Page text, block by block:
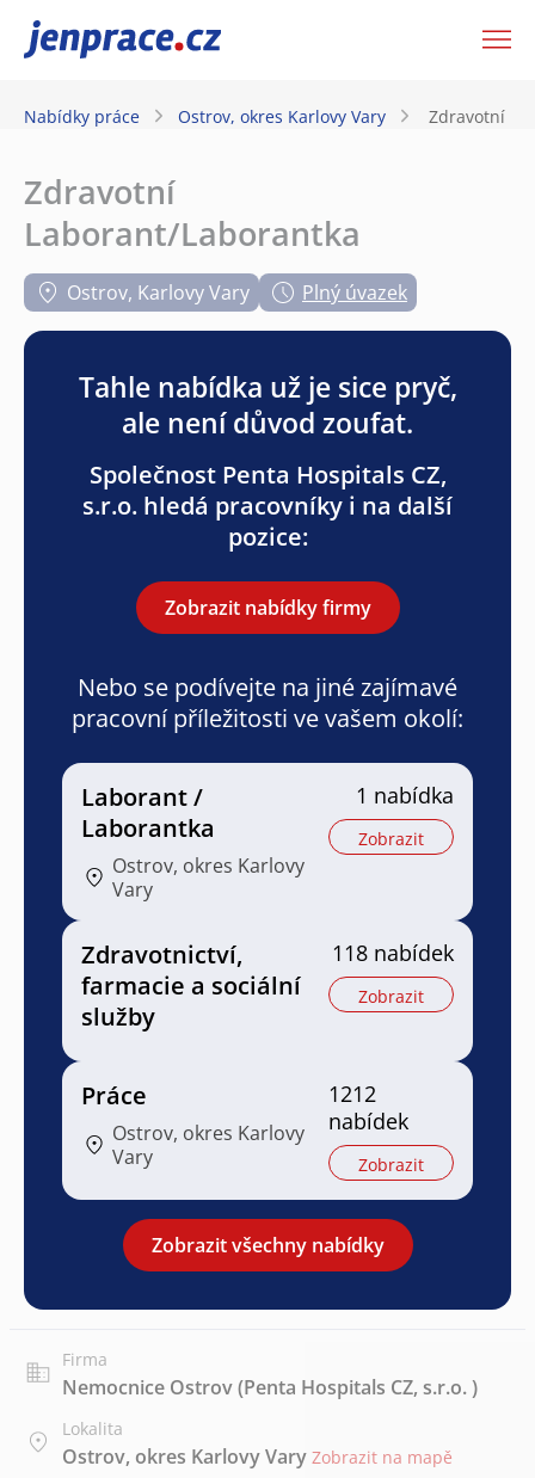
JenPráce.cz
Nabídky práce Ostrov, okres Karlovy Vary Zdravotní
Zdravotní
Laborant/Laborantka
Ostrov, Karlovy Vary Plný úvazek
Tahle nabídka už je sice pryč,
ale není důvod zoufat.
Společnost Penta Hospitals CZ,
s.r.o. hledá pracovníky i na další
pozice:
Zobrazit nabídky firmy
Nebo se podívejte na jiné zajímavé
pracovní příležitosti ve vašem okolí:
Laborant /
Laborantka
Ostrov, okres Karlovy
Vary
1 nabídka
Zobrazit
Zdravotnictví,
farmacie a sociální
služby
118 nabídek
Zobrazit
Práce
Ostrov, okres Karlovy
Vary
1212
nabídek
Zobrazit
Zobrazit všechny nabídky
Firma
Nemocnice Ostrov (Penta Hospitals CZ, s.r.o. )
Lokalita
Ostrov, okres Karlovy Vary Zobrazit na mapě